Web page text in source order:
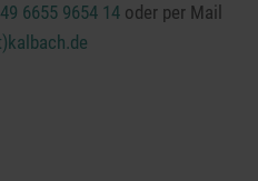
6655 9654 14oder per Mail